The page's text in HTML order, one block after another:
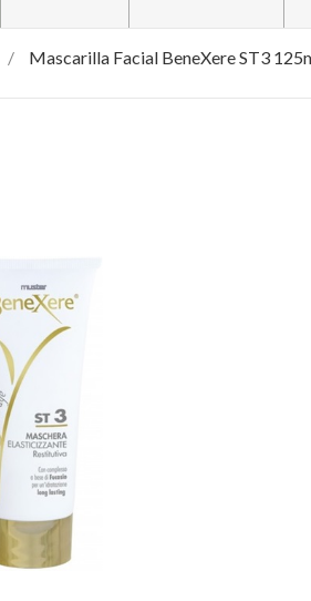
Mascarilla Facial BeneXere ST3